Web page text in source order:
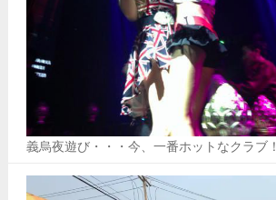
義烏夜遊び・・・今、一番ホットなクラブ！